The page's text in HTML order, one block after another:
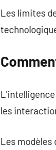
Les limites
les
Les modèles